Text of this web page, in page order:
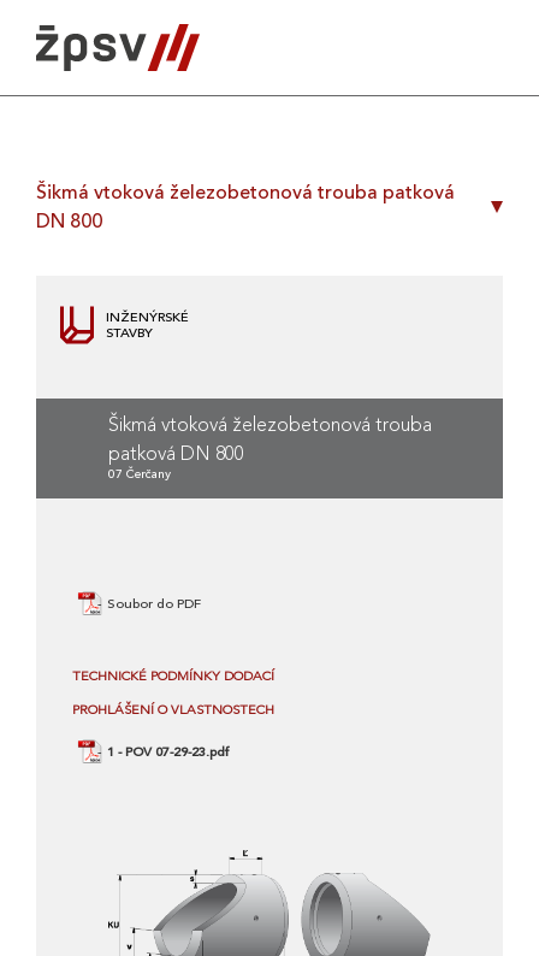
content
Šikmá vtoková železobetonová trouba patková
DN 800
INŽENÝRSKÉ
STAVBY
Šikmá vtoková železobetonová trouba
patková DN 800
07 Čerčany
Soubor do PDF
TECHNICKÉ PODMÍNKY DODACÍ
PROHLÁŠENÍ O VLASTNOSTECH
1 - POV 07-29-23.pdf